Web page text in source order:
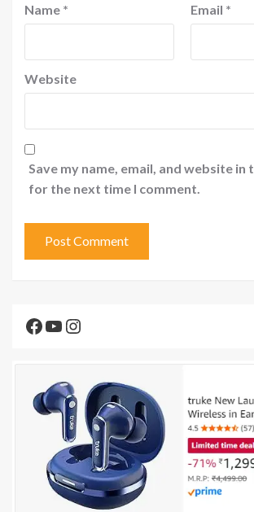
Name * Email *
Website
Save my name, email, and website in
for the next time I comment.
Facebook
YouTube
Instagram